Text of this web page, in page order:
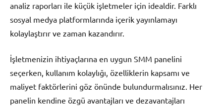
analiz raporları ile küçük işletmeler için idealdir. Farklı
sosyal medya platformlarında içerik yayınlamayı
kolaylaştırır ve zaman kazandırır.
İşletmenizin ihtiyaçlarına en uygun SMM panelini
seçerken, kullanım kolaylığı, özelliklerin kapsamı ve
maliyet faktörlerini göz önünde bulundurmalısınız. Her
panelin kendine özgü avantajları ve dezavantajları